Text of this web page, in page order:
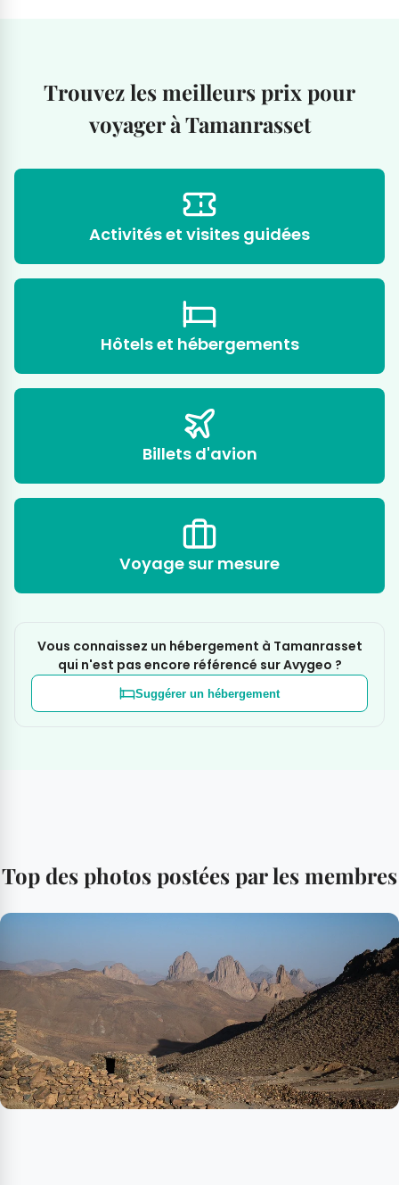
Trouvez les meilleurs prix pour
voyager à Tamanrasset
Activités et visites guidées
Hôtels et hébergements
Billets d'avion
Voyage sur mesure
Vous connaissez un hébergement à Tamanrasset
qui n'est pas encore référencé sur Avygeo ?
Suggérer un hébergement
Top des photos postées par les membres